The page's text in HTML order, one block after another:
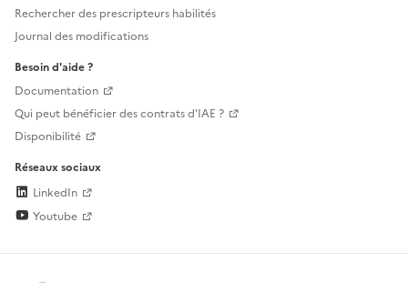
Rechercher des prescripteurs habilités
Journal des modifications
Besoin d'aide ?
Documentation
Qui peut bénéficier des contrats d'IAE ?
Disponibilité
Réseaux sociaux
LinkedIn
Youtube